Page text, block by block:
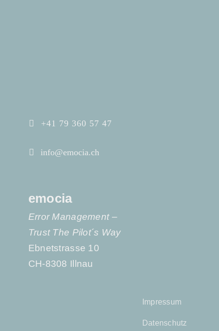
+41 79 360 57 47
info@emocia.ch
emocia
Error Management –
Trust The Pilot´s Way
Ebnetstrasse 10
CH-8308 Illnau
Impressum
Datenschutz